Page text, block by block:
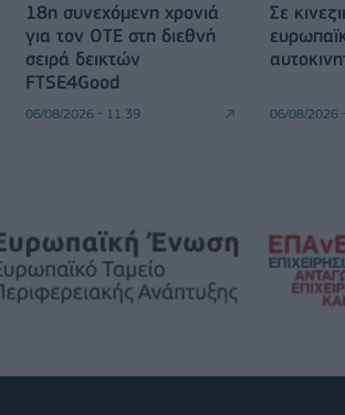
18η συνεχόμενη χρονιά
για τον ΟΤΕ στη διεθνή
σειρά δεικτών
FTSE4Good
06/08/2026 - 11:39
Σε
06/08/2026